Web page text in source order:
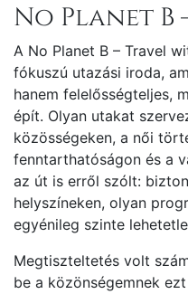
No Planet B
A No Planet B – Travel
fókuszú utazási iroda,
hanem felelősségteljes,
épít. Olyan utakat
közösségeken, a női
fenntarthatóságon és a
az út is erről szólt:
helyszíneken, olyan
egyénileg szinte
Megtiszteltetés volt
be a közönségemnek